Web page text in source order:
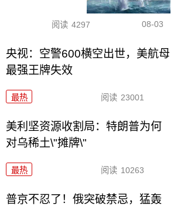
阅读 4297 08-03
央视：空警600横空出世，美航母
最强王牌失效
最热 阅读 23001
美利坚资源收割局：特朗普为何
对乌稀土\"摊牌\"
最热 阅读 10263
普京不忍了！俄突破禁忌，猛轰